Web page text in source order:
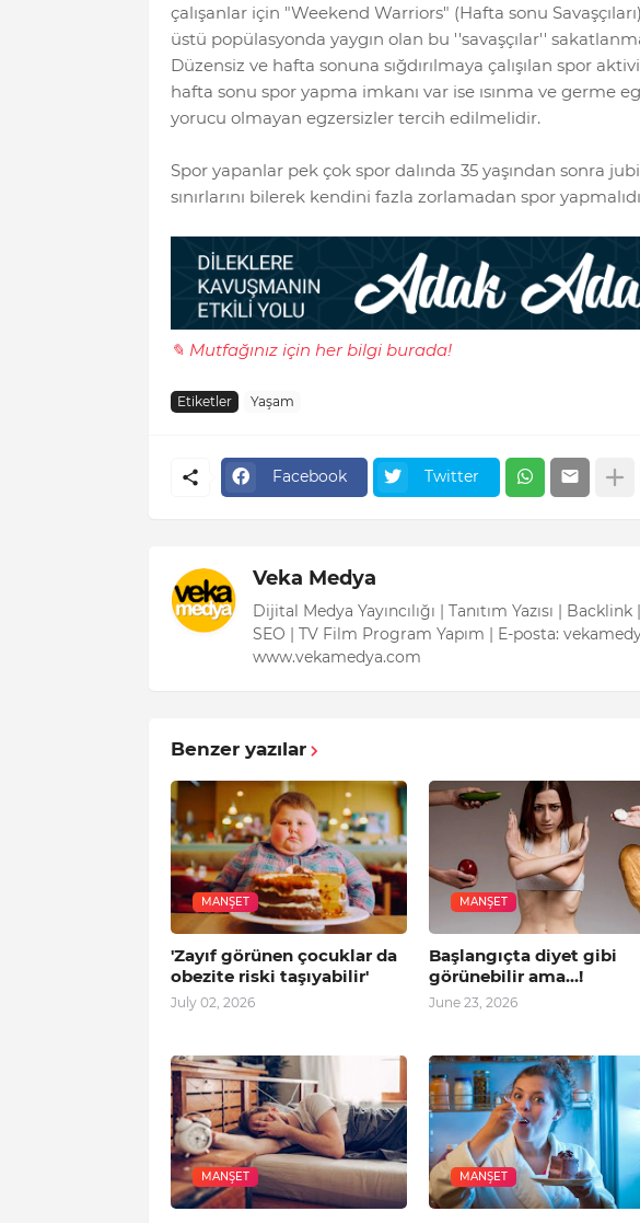
çalışanlar için "Weekend Warriors" (Hafta sonu
üstü popülasyonda yaygın olan bu ''savaşçılar''
Düzensiz ve hafta sonuna sığdırılmaya çalışılan spor
hafta sonu spor yapma imkanı var ise ısınma ve germe
yorucu olmayan egzersizler tercih edilmelidir.
Spor yapanlar pek çok spor dalında 35 yaşından sonra
sınırlarını bilerek kendini fazla zorlamadan spor
✎ Mutfağınız için her bilgi burada!
Etiketler Yaşam
Facebook Twitter
Veka Medya
Dijital Medya Yayıncılığı | Tanıtım Yazısı |
SEO | TV Film Program Yapım | E-posta:
www.vekamedya.com
Benzer yazılar
MANŞET
'Zayıf görünen çocuklar da
obezite riski taşıyabilir'
July 02, 2026
MANŞET
Başlangıçta diyet gibi
görünebilir ama…!
June 23, 2026
MANŞET MANŞET